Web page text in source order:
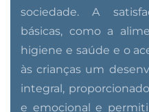
sociedade. A
básicas, como a
higiene e saúde e o
às crianças um
integral,
e emocional e